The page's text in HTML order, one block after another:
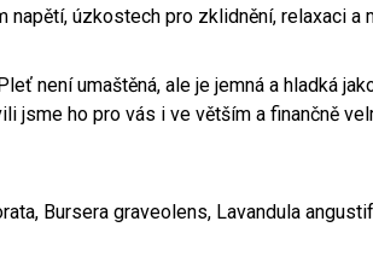
úzkostech pro zklidnění, relaxaci a
není umaštěná, ale je jemná a hladká
jsme ho pro vás i ve větším a finančně
Bursera graveolens, Lavandula